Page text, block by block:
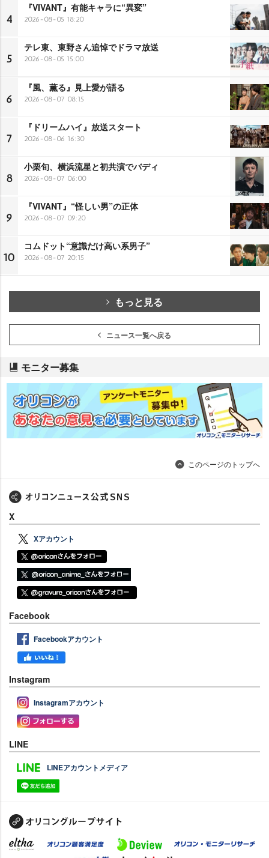
4
『VIVANT』有能キャラに“異変”
2026-08-05 18:20
5
テレ東、東野さん追悼でドラマ放送
2026-08-05 15:00
6
『風、薫る』見上愛が語る
2026-08-07 08:15
7
『ドリームハイ』放送スタート
2026-08-06 16:30
8
小栗旬、横浜流星と初共演でバディ
2026-08-07 06:00
9
『VIVANT』“怪しい男”の正体
2026-08-07 09:20
10
コムドット“意識だけ高い系男子”
2026-08-07 20:15
もっと見る
ニュース一覧へ戻る
モニター募集
このページのトップへ
X
Xアカウント
Facebook
Facebookアカウント
Instagram
Instagramアカウント
LINE
LINEアカウントメディア